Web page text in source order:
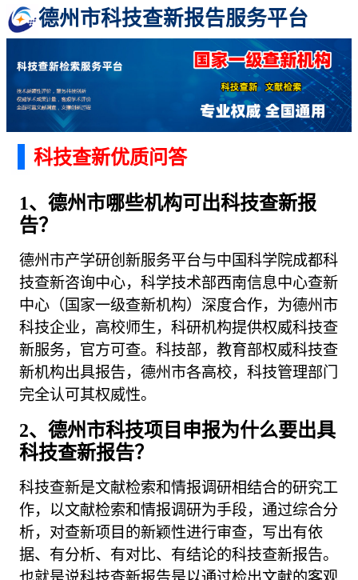
德州市科技查新报告服务平台
科技查新优质问答
1、德州市哪些机构可出科技查新报
告？
德州市产学研创新服务平台与中国科学院成都科
技查新咨询中心，科学技术部西南信息中心查新
中心（国家一级查新机构）深度合作，为德州市
科技企业，高校师生，科研机构提供权威科技查
新服务，官方可查。科技部，教育部权威科技查
新机构出具报告，德州市各高校，科技管理部门
完全认可其权威性。
2、德州市科技项目申报为什么要出具
科技查新报告？
科技查新是文献检索和情报调研相结合的研究工
作，以文献检索和情报调研为手段，通过综合分
析，对查新项目的新颖性进行审查，写出有依
据、有分析、有对比、有结论的科技查新报告。